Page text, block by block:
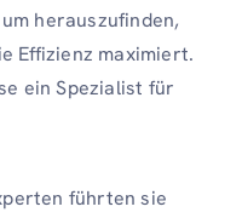
herauszufinden,
Effizienz maximiert.
ein Spezialist für
führten sie